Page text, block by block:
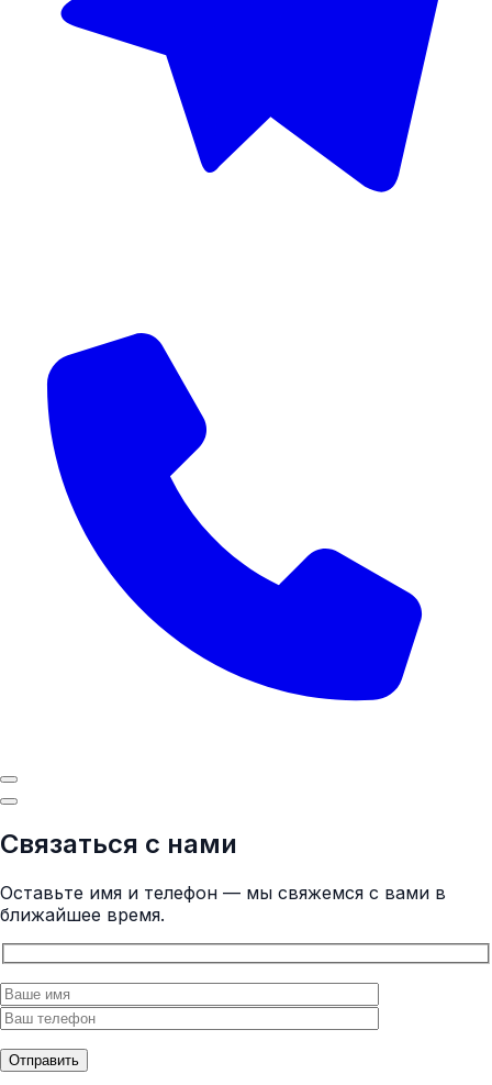
Связаться с нами
Оставьте имя и телефон — мы свяжемся с вами в
ближайшее время.
Отправить